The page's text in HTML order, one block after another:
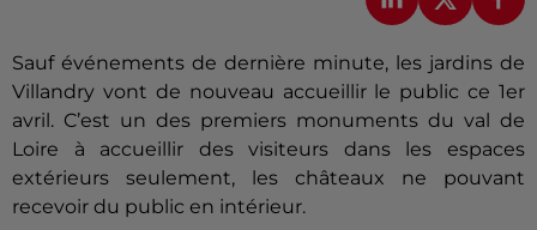
Sauf événements de dernière minute, les jardins de
Villandry vont de nouveau accueillir le public ce 1er
avril. C’est un des premiers monuments du val de
Loire à accueillir des visiteurs dans les espaces
extérieurs seulement, les châteaux ne pouvant
recevoir du public en intérieur.